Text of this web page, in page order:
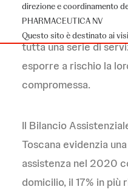
direzione e coordinamento
PHARMACEUTICA NV
Questo sito è destinato ai
di tumore, rendendo
ricorso alle cure
tutta una serie di
esporre a rischio la
compromessa.
Il Bilancio
Toscana evidenzia
assistenza nel 2020
domicilio, il 17% in più